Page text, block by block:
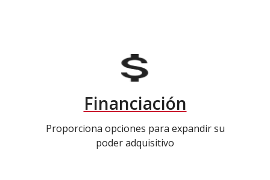
Financiación
Proporciona opciones para expandir su
poder adquisitivo